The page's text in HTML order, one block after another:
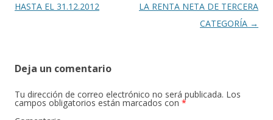
HASTA EL 31.12.2012
LA RENTA NETA DE TERCERA
CATEGORÍA →
Deja un comentario
Tu dirección de correo electrónico no será publicada. Los
campos obligatorios están marcados con *